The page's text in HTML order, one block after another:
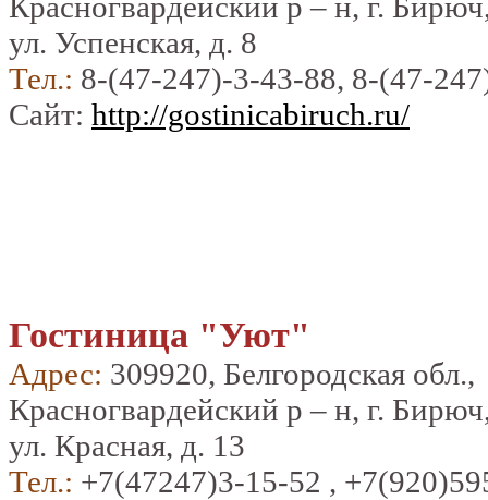
ул. Успенская, д. 8
Тел.: 8-(47-247)-3-43-88, 8-(47-
Сайт: http://gostinicabiruch.ru/
Гостиница "Уют"
Адрес: 309920, Белгородская обл.,
Красногвардейский р – н, г.
ул. Красная, д. 13
Тел.: +7(47247)3-15-52 ,